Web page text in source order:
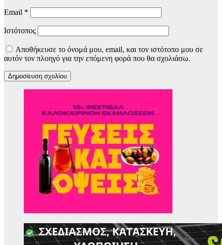
Email *
Ιστότοπος
Αποθήκευσε το όνομά μου, email, και τον ιστότοπο μου σε
αυτόν τον πλοηγό για την επόμενη φορά που θα σχολιάσω.